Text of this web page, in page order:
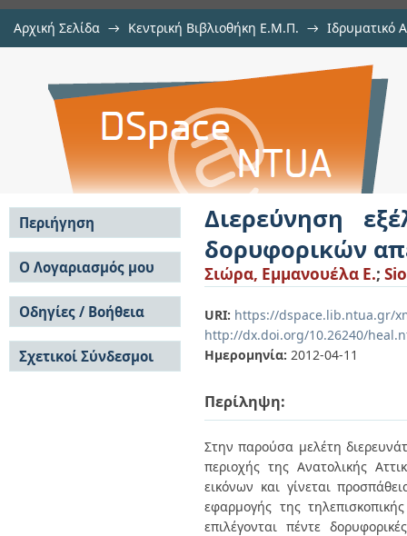
Αρχική Σελίδα → Κεντρική Βιβλιοθήκη Ε.Μ.Π. → Ιδρυματικό
Διερεύνηση εξέλιξης
απεικονίσεων και
Διερεύνηση
δορυφορικών
Σιώρα, Εμμανουέλα Ε.;
URI: https://dspace.lib.ntua.gr/
http://dx.doi.org/10.26240/
Ημερομηνία: 2012-04-11
Περίληψη:
Στην παρούσα μελέτη
περιοχής της Ανατολικής
εικόνων και γίνεται
εφαρμογής της
επιλέγονται πέντε
Περιήγηση
Σε όλο το DSpace
Κοινότητες & Συλλογές
Ανά Ημερομηνία
Έκδοσης
Συγγραφείς
Τίτλοι
Θέματα
Ο Λογαριασμός μου
Σύνδεση
Εγγραφή
Οδηγίες / Βοήθεια
Οδηγίες Υποβολής
Οδηγίες Χρήσης ΙΑ
Συχνές Ερωτήσεις
Σχετικοί Σύνδεσμοι